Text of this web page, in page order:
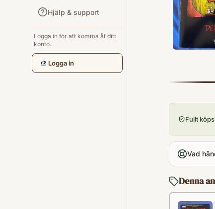
Hjälp & support
Logga in för att komma åt ditt
konto.
Logga in
Fullt
Vad
Denna